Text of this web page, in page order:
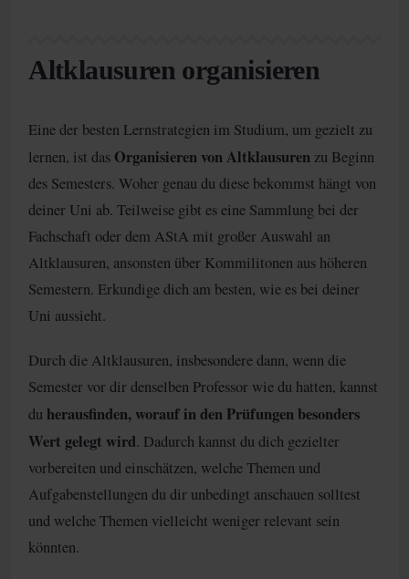
Altklausuren organisieren
Eine der besten Lernstrategien im Studium, um gezielt zu
lernen, ist das Organisieren von Altklausuren zu Beginn
des Semesters. Woher genau du diese bekommst hängt von
deiner Uni ab. Teilweise gibt es eine Sammlung bei der
Fachschaft oder dem AStA mit großer Auswahl an
Altklausuren, ansonsten über Kommilitonen aus höheren
Semestern. Erkundige dich am besten, wie es bei deiner
Uni aussieht.
Durch die Altklausuren, insbesondere dann, wenn die
Semester vor dir denselben Professor wie du hatten, kannst
du herausfinden, worauf in den Prüfungen besonders
Wert gelegt wird. Dadurch kannst du dich gezielter
vorbereiten und einschätzen, welche Themen und
Aufgabenstellungen du dir unbedingt anschauen solltest
und welche Themen vielleicht weniger relevant sein
könnten.